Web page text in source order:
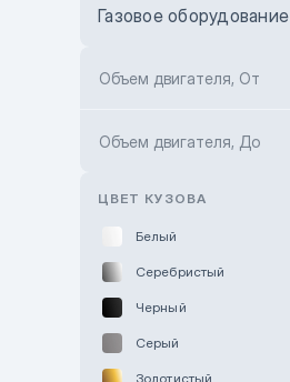
Toyota Kokshetau
Hyundai ShymCity
Газовое оборудование
Объем двигателя, От
Объем двигателя, До
ЦВЕТ КУЗОВА
Белый
Серебристый
Черный
Серый
Золотистый